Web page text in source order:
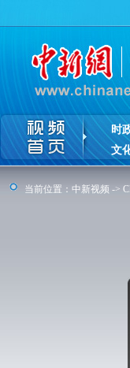
时
文
当前位置： 中新视频 ->